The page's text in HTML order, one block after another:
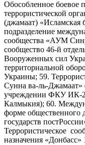
Обособленное боевое
террористической
(джамаат) «Исламская
подразделение
сообщества «АУМ
сообщество 46-й
Вооруженных сил
территориальной
Украины; 59.
Сунна ва-ль-Джамаат»
учреждении ФКУ ИК-
Калмыкия); 60.
форме
государств
Террористическое
назначения «Донбасс»